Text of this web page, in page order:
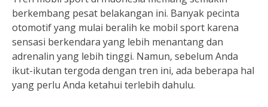
berkembang pesat belakangan ini. Banyak pecinta
otomotif yang mulai beralih ke mobil sport karena
sensasi berkendara yang lebih menantang dan
adrenalin yang lebih tinggi. Namun, sebelum Anda
ikut-ikutan tergoda dengan tren ini, ada beberapa hal
yang perlu Anda ketahui terlebih dahulu.